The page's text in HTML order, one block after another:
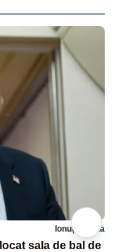
Ionuț Nichita
sala de bal de